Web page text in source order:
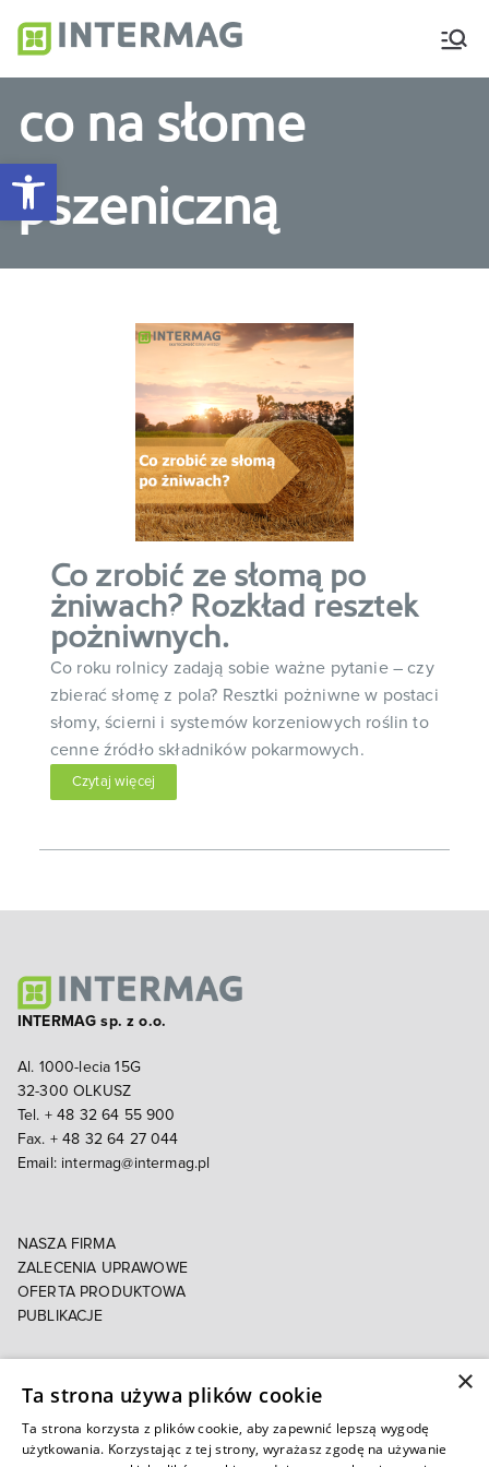
Otwórz pasek narzędzi
dolistnych i biostymulatorów
co na słome
pszeniczną
Co zrobić ze słomą po
żniwach? Rozkład resztek
pożniwnych.
Co roku rolnicy zadają sobie ważne pytanie – czy
zbierać słomę z pola? Resztki pożniwne w postaci
słomy, ścierni i systemów korzeniowych roślin to
cenne źródło składników pokarmowych.
Czytaj więcej
INTERMAG sp. z o.o.
Al. 1000-lecia 15G
32-300 OLKUSZ
Tel. + 48 32 64 55 900
Fax. + 48 32 64 27 044
Email: intermag@intermag.pl
NASZA FIRMA
ZALECENIA UPRAWOWE
OFERTA PRODUKTOWA
PUBLIKACJE
POLITYKA COOKIES
E-FAKTURA
×
Ta strona używa plików cookie
Ta strona korzysta z plików cookie, aby zapewnić lepszą wygodę
użytkowania. Korzystając z tej strony, wyrażasz zgodę na używanie